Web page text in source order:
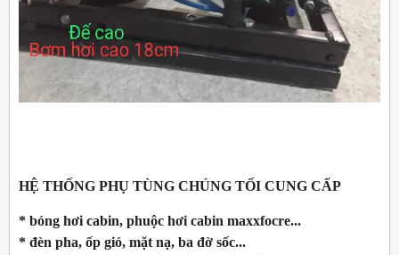
HỆ THỐNG PHỤ TÙNG CHÚNG TỐI CUNG CẤP
* bóng hơi cabin, phuộc hơi cabin maxxfocre...
* đèn pha, ốp gió, mặt nạ, ba đờ sốc...